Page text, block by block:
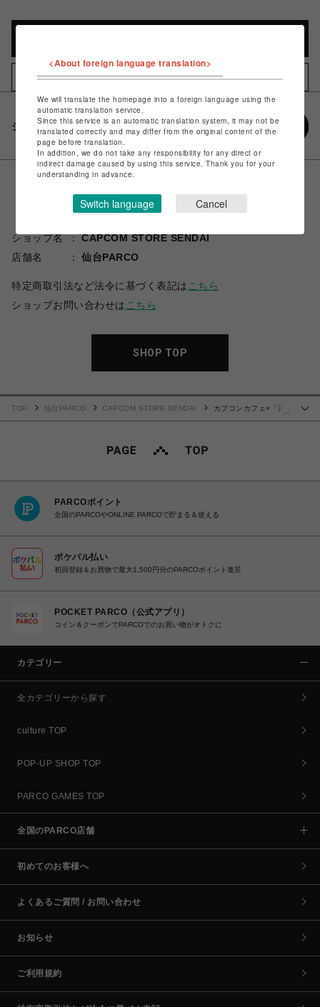
お気に入りアイテムに追加
シェアする
ショップ名
CAPCOM STORE SENDAI
店舗名
仙台PARCO
特定商取引法など法令に基づく表記は こちら
ショップお問い合わせは こちら
SHOP TOP
TOP 仙台PARCO CAPCOM STORE SENDAI
カプコンカフェ×「囚
PARCOポイント
全国のPARCOやONLINE PARCOで貯まる＆使える
ポケパル払い
初回登録＆お買物で最大1,500円分のPARCOポイント進呈
POCKET PARCO（公式アプリ）
コイン＆クーポンでPARCOでのお買い物がオトクに
カテゴリー
全カテゴリーから探す
culture TOP
POP-UP SHOP TOP
PARCO GAMES TOP
全国のPARCO店舗
初めてのお客様へ
よくあるご質問 / お問い合わせ
お知らせ
ご利用規約
<About foreign language translation>
We will translate the homepage into a foreign language using the
automatic translation service.
Since this service is an automatic translation system, it may not be
translated correctly and may differ from the original content of the
page before translation.
In addition, we do not take any responsibility for any direct or
indirect damage caused by using this service. Thank you for your
understanding in advance.
Switch language Cancel